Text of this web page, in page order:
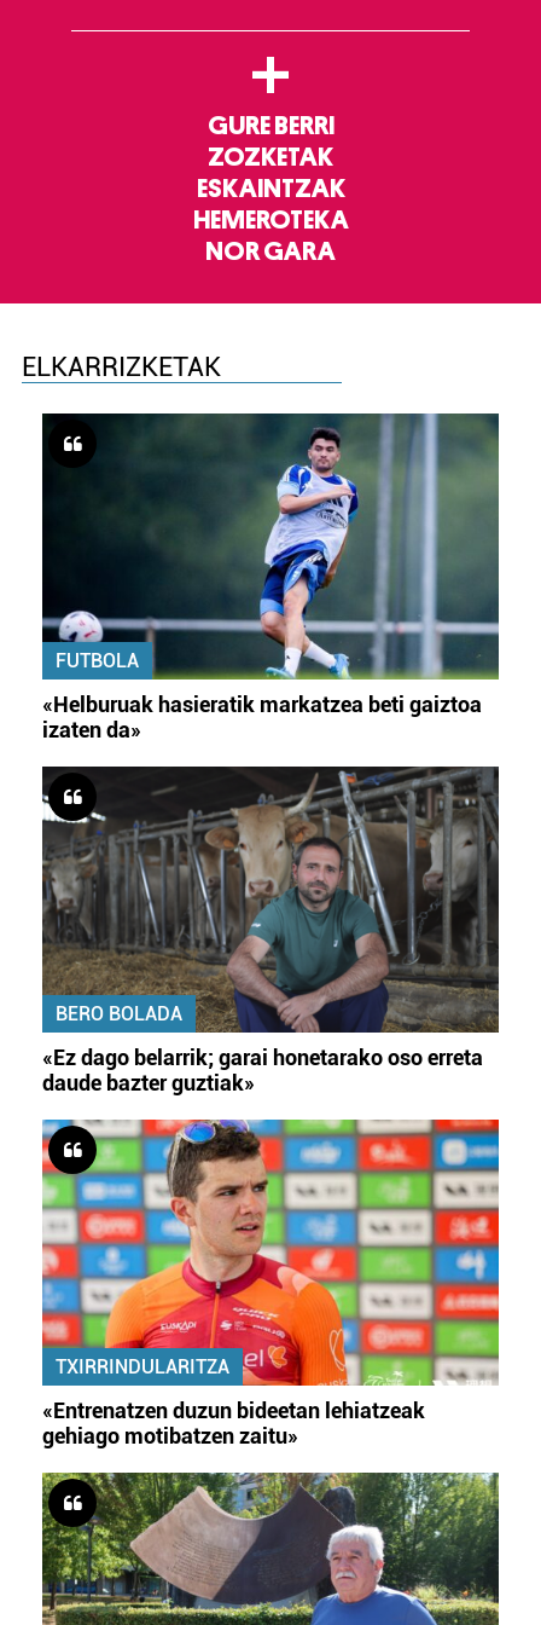
+
GURE BERRI
ZOZKETAK
ESKAINTZAK
HEMEROTEKA
NOR GARA
ELKARRIZKETAK
FUTBOLA
«Helburuak hasieratik markatzea beti gaiztoa
izaten da»
BERO BOLADA
«Ez dago belarrik; garai honetarako oso erreta
daude bazter guztiak»
TXIRRINDULARITZA
«Entrenatzen duzun bideetan lehiatzeak
gehiago motibatzen zaitu»